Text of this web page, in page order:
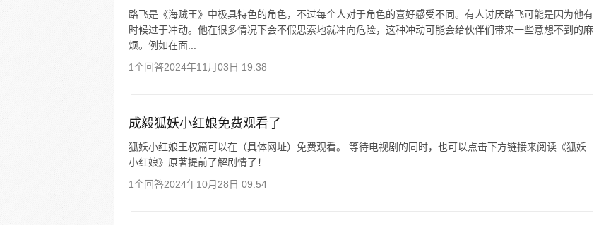
路飞是《海贼王》中极具特色的角色，不过每个人对于角色的喜好感受不同。有人讨厌路飞可能是因为他有
时候过于冲动。他在很多情况下会不假思索地就冲向危险，这种冲动可能会给伙伴们带来一些意想不到的麻
烦。例如在面...
1个回答2024年11月03日 19:38
成毅狐妖小红娘免费观看了
狐妖小红娘王权篇可以在（具体网址）免费观看。 等待电视剧的同时，也可以点击下方链接来阅读《狐妖
小红娘》原著提前了解剧情了！
1个回答2024年10月28日 09:54